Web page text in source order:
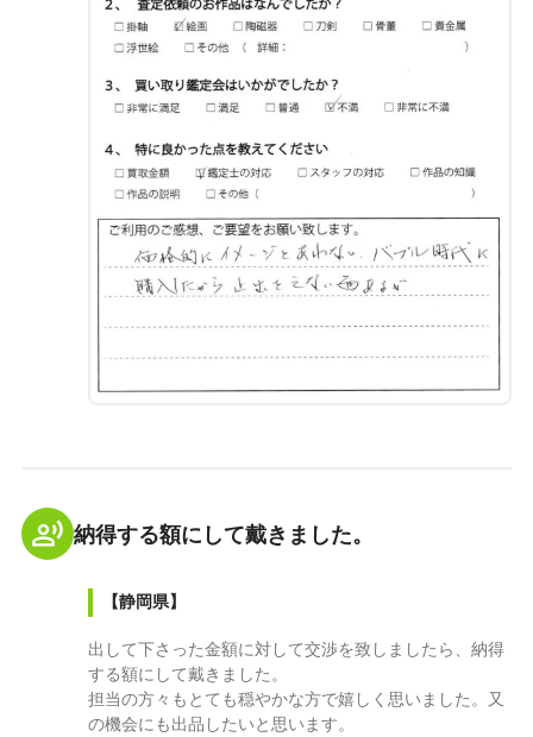
納得する額にして戴きました。
【静岡県】
出して下さった金額に対して交渉を致しましたら、納得
する額にして戴きました。
担当の方々もとても穏やかな方で嬉しく思いました。又
の機会にも出品したいと思います。